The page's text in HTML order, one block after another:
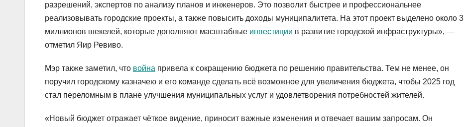
разрешений, экспертов по анализу планов и инженеров. Это позволит быстрее и профессиональнее
реализовывать городские проекты, а также повысить доходы муниципалитета. На этот проект выделено около 3
миллионов шекелей, которые дополняют масштабные инвестиции в развитие городской инфраструктуры», —
отметил Яир Ревиво.
Мэр также заметил, что война привела к сокращению бюджета по решению правительства. Тем не менее, он
поручил городскому казначею и его команде сделать всё возможное для увеличения бюджета, чтобы 2025 год
стал переломным в плане улучшения муниципальных услуг и удовлетворения потребностей жителей.
«Новый бюджет отражает чёткое видение, приносит важные изменения и отвечает вашим запросам. Он